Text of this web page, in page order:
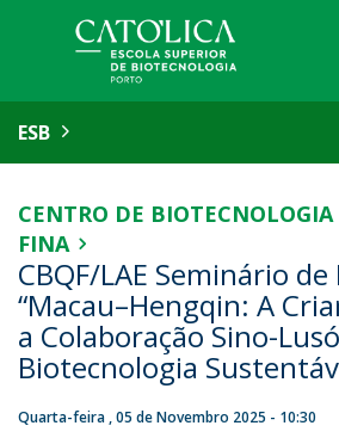
ESB
CENTRO DE
FINA
CBQF/LAE Seminário
“Macau–Hengqin: A
a Colaboração Sino-
Biotecnologia
Quarta-feira , 05 de Novembro 2025 - 10:30